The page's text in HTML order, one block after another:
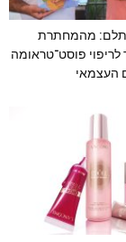
מהמחתרת
לריפוי פוסט־טראומה
העצמאי